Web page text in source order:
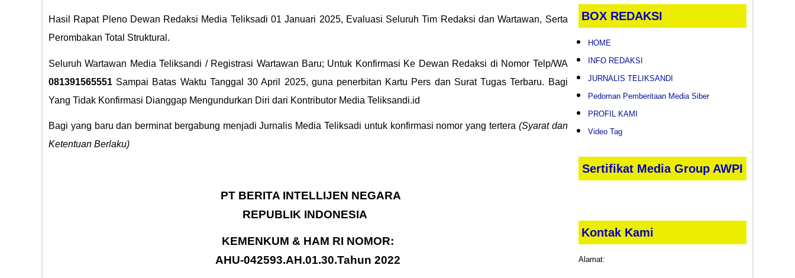
Hasil Rapat Pleno Dewan Redaksi Media Teliksadi 01 Januari 2025, Evaluasi Seluruh Tim Redaksi dan Wartawan, Serta
Perombakan Total Struktural.
Seluruh Wartawan Media Teliksandi / Registrasi Wartawan Baru; Untuk Konfirmasi Ke Dewan Redaksi di Nomor Telp/WA
081391565551 Sampai Batas Waktu Tanggal 30 April 2025, guna penerbitan Kartu Pers dan Surat Tugas Terbaru. Bagi
Yang Tidak Konfirmasi Dianggap Mengundurkan Diri dari Kontributor Media Teliksandi.id
Bagi yang baru dan berminat bergabung menjadi Jurnalis Media Teliksadi untuk konfirmasi nomor yang tertera(Syarat dan
Ketentuan Berlaku)
PT BERITA INTELLIJEN NEGARA
REPUBLIK INDONESIA
KEMENKUM & HAM RI NOMOR:
AHU-042593.AH.01.30.Tahun 2022
BOX REDAKSI
HOME
INFO REDAKSI
JURNALIS TELIKSANDI
Pedoman Pemberitaan Media Siber
PROFIL KAMI
Video Tag
Sertifikat Media Group AWPI
Kontak Kami
Alamat: